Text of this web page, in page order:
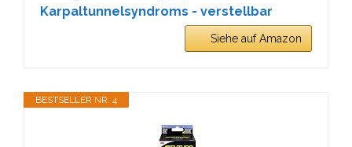
Karpaltunnelsyndroms - verstellbar
Siehe auf Amazon
BESTSELLER NR. 4